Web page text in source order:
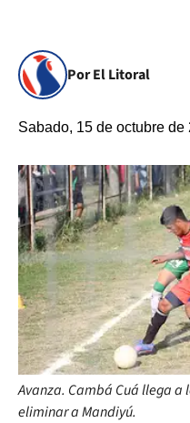
Por El Litoral
Sabado, 15 de octubre de
Avanza. Cambá Cuá llega a
eliminar a Mandiyú.